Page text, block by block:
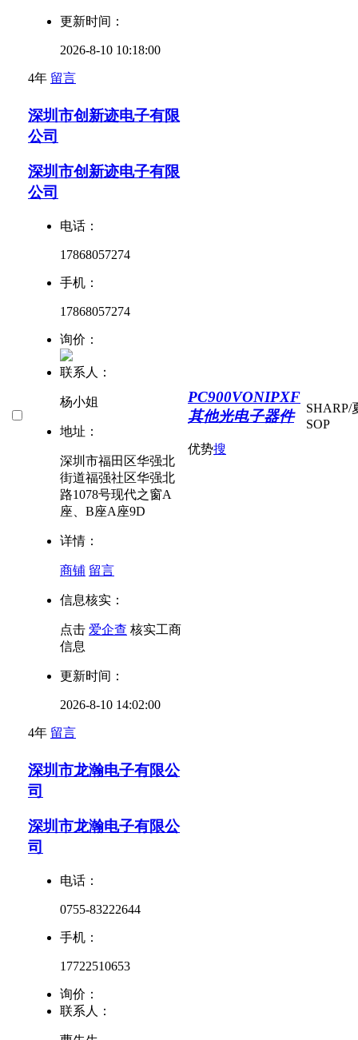
更新时间：
2026-8-10 10:18:00
4年 留言
深圳市创新迹电子有限
公司
深圳市创新迹电子有限
公司
电话：
17868057274
手机：
17868057274
询价：
联系人：
杨小姐
地址：
深圳市福田区华强北
街道福强社区华强北
路1078号现代之窗A
座、B座A座9D
详情：
商铺 留言
信息核实：
点击 爱企查 核实工商
信息
更新时间：
2026-8-10 14:02:00
4年 留言
PC900VONIPXF
其他光电子器件
优势搜
SHARP/
SOP
深圳市龙瀚电子有限公
司
深圳市龙瀚电子有限公
司
电话：
0755-83222644
手机：
17722510653
询价：
联系人：